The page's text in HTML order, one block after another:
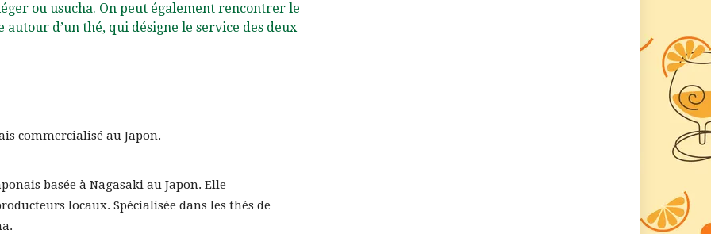
ou usucha. On peut également rencontrer le
d’un thé, qui désigne le service des deux
commercialisé au Japon.
basée à Nagasaki au Japon. Elle
locaux. Spécialisée dans les thés de